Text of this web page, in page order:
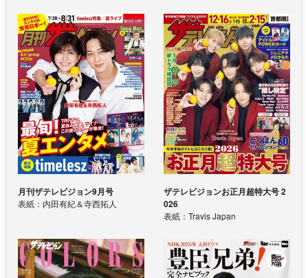
月刊ザテレビジョン9月号
表紙：内田有紀＆寺西拓人
ザテレビジョンお正月超特大号 2
026
表紙：Travis Japan